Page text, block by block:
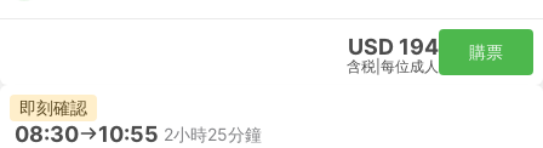
USD 194
含税 每位成人
購票
即刻確認
08:30 10:55 2小時25分鐘